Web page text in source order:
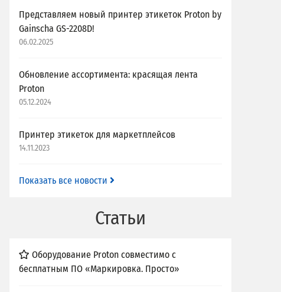
Представляем новый принтер этикеток Proton by
Gainscha GS-2208D!
06.02.2025
Обновление ассортимента: красящая лента
Proton
05.12.2024
Принтер этикеток для маркетплейсов
14.11.2023
Показать все новости
Статьи
Оборудование Proton совместимо с
бесплатным ПО «Маркировка. Просто»